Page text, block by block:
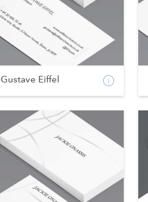
Gustave Eiffel